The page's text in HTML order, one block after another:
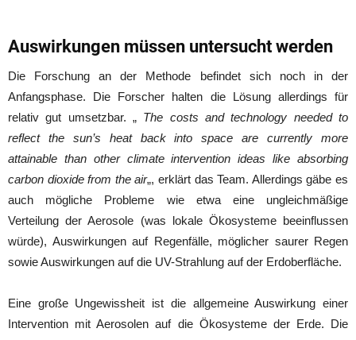
Auswirkungen müssen untersucht werden
Die Forschung an der Methode befindet sich noch in der
Anfangsphase. Die Forscher halten die Lösung allerdings für
relativ gut umsetzbar. „ The costs and technology needed to
reflect the sun’s heat back into space are currently more
attainable than other climate intervention ideas like absorbing
carbon dioxide from the air„, erklärt das Team. Allerdings gäbe es
auch mögliche Probleme wie etwa eine ungleichmäßige
Verteilung der Aerosole (was lokale Ökosysteme beeinflussen
würde), Auswirkungen auf Regenfälle, möglicher saurer Regen
sowie Auswirkungen auf die UV-Strahlung auf der Erdoberfläche.
Eine große Ungewissheit ist die allgemeine Auswirkung einer
Intervention mit Aerosolen auf die Ökosysteme der Erde. Die